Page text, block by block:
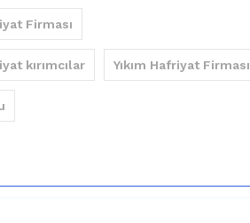
Firması
kırımcılar Yıkım Hafriyat Firması